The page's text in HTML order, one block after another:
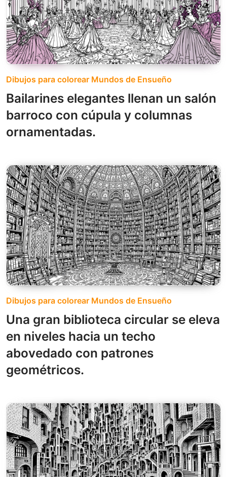
Dibujos para colorear Mundos de Ensueño
Bailarines elegantes llenan un salón
barroco con cúpula y columnas
ornamentadas.
Dibujos para colorear Mundos de Ensueño
Una gran biblioteca circular se eleva
en niveles hacia un techo
abovedado con patrones
geométricos.